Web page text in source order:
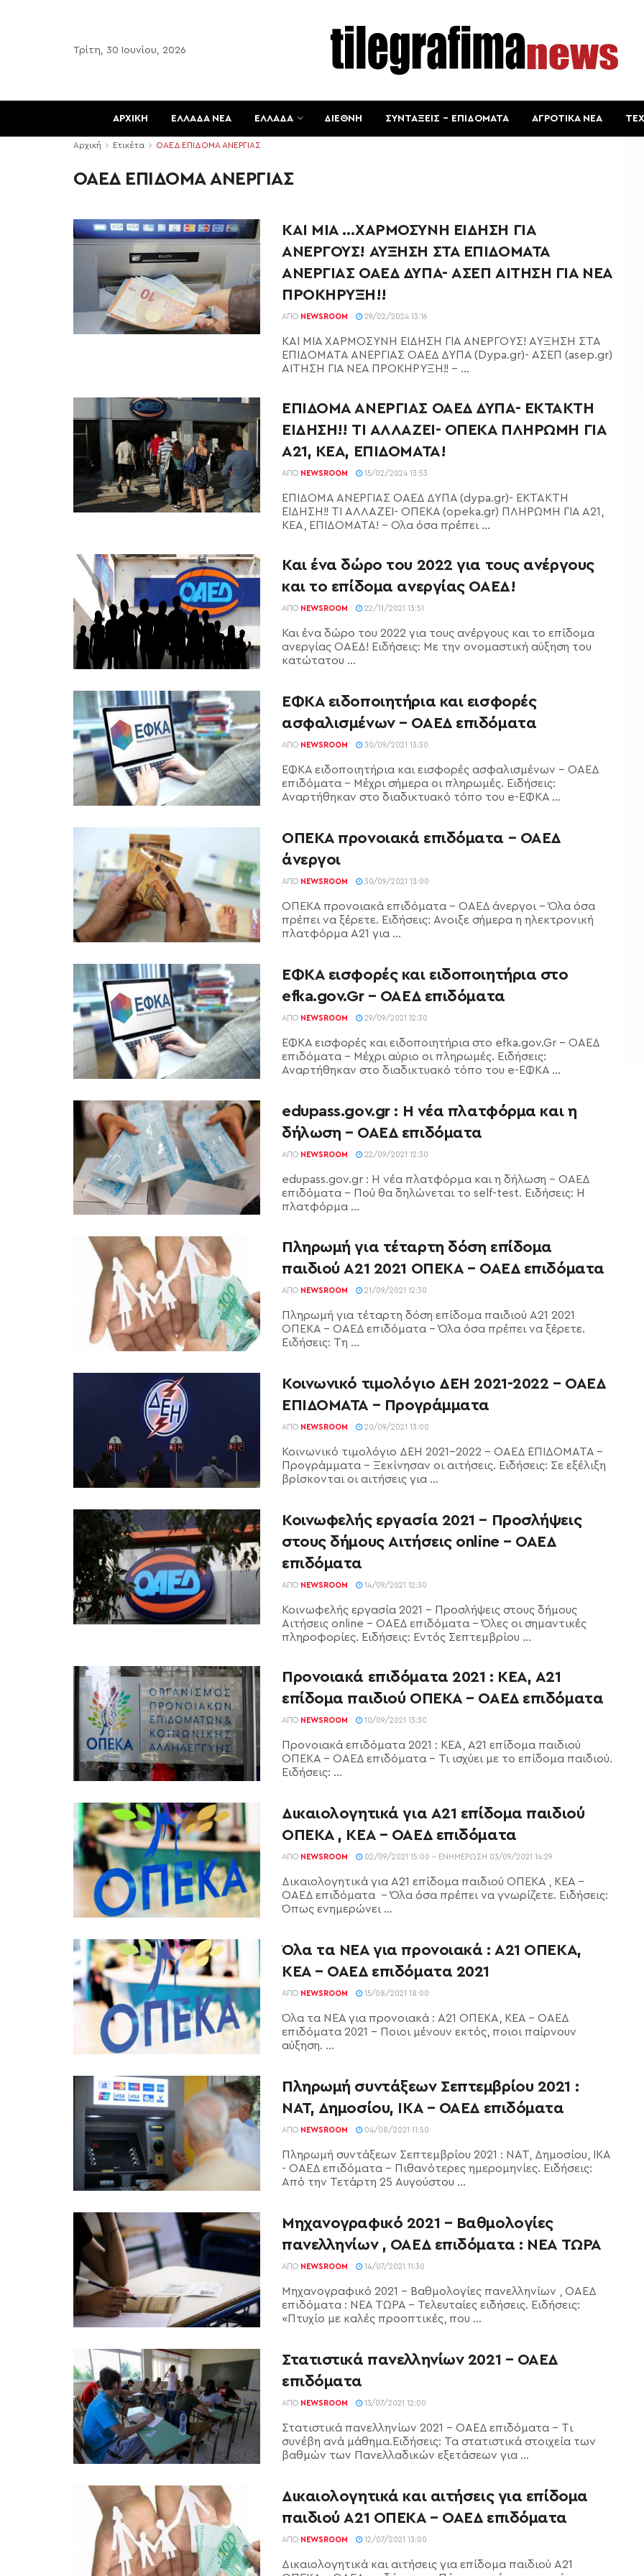
Τρίτη, 30 Ιουνίου, 2026
ΑΡΧΙΚΗ ΕΛΛΑΔΑ ΝΕΑ ΕΛΛΑΔΑ ΔΙΕΘΝΗ ΣΥΝΤΑΞΕΙΣ – ΕΠΙΔΟΜΑΤΑ ΑΓΡΟΤΙΚΑ ΝΕΑ
Αρχική Ετικέτα ΟΑΕΔ ΕΠΙΔΟΜΑ ΑΝΕΡΓΙΑΣ
ΟΑΕΔ ΕΠΙΔΟΜΑ ΑΝΕΡΓΙΑΣ
ΚΑΙ ΜΙΑ …ΧΑΡΜΟΣΥΝΗ ΕΙΔΗΣΗ ΓΙΑ
ΑΝΕΡΓΟΥΣ! ΑΥΞΗΣΗ ΣΤΑ ΕΠΙΔΟΜΑΤΑ
ΑΝΕΡΓΙΑΣ ΟΑΕΔ ΔΥΠΑ- ΑΣΕΠ ΑΙΤΗΣΗ ΓΙΑ ΝΕΑ
ΠΡΟΚΗΡΥΞΗ!!
ΑΠΌ NEWSROOM 29/02/2024 13:16
ΚΑΙ ΜΙΑ ΧΑΡΜΟΣΥΝΗ ΕΙΔΗΣΗ ΓΙΑ ΑΝΕΡΓΟΥΣ! ΑΥΞΗΣΗ ΣΤΑ
ΕΠΙΔΟΜΑΤΑ ΑΝΕΡΓΙΑΣ ΟΑΕΔ ΔΥΠΑ (Dypa.gr)- ΑΣΕΠ (asep.gr)
ΑΙΤΗΣΗ ΓΙΑ ΝΕΑ ΠΡΟΚΗΡΥΞΗ!! - ...
ΕΠΙΔΟΜΑ ΑΝΕΡΓΙΑΣ ΟΑΕΔ ΔΥΠΑ- ΕΚΤΑΚΤΗ
ΕΙΔΗΣΗ!! ΤΙ ΑΛΛΑΖΕΙ- ΟΠΕΚΑ ΠΛΗΡΩΜΗ ΓΙΑ
Α21, ΚΕΑ, ΕΠΙΔΟΜΑΤΑ!
ΑΠΌ NEWSROOM 15/02/2024 13:53
ΕΠΙΔΟΜΑ ΑΝΕΡΓΙΑΣ ΟΑΕΔ ΔΥΠΑ (dypa.gr)- ΕΚΤΑΚΤΗ
ΕΙΔΗΣΗ!! ΤΙ ΑΛΛΑΖΕΙ- ΟΠΕΚΑ (οpeka.gr) ΠΛΗΡΩΜΗ ΓΙΑ Α21,
ΚΕΑ, ΕΠΙΔΟΜΑΤΑ! - Όλα όσα πρέπει ...
Και ένα δώρο του 2022 για τους ανέργους
και το επίδομα ανεργίας ΟΑΕΔ!
ΑΠΌ NEWSROOM 22/11/2021 13:51
Και ένα δώρο του 2022 για τους ανέργους και το επίδομα
ανεργίας ΟΑΕΔ! Ειδήσεις: Με την ονομαστική αύξηση του
κατώτατου ...
ΕΦΚΑ ειδοποιητήρια και εισφορές
ασφαλισμένων – ΟΑΕΔ επιδόματα
ΑΠΌ NEWSROOM 30/09/2021 13:30
ΕΦΚΑ ειδοποιητήρια και εισφορές ασφαλισμένων - ΟΑΕΔ
επιδόματα - Μέχρι σήμερα οι πληρωμές. Ειδήσεις:
Αναρτήθηκαν στο διαδικτυακό τόπο του e-ΕΦΚΑ ...
ΟΠΕΚΑ προνοιακά επιδόματα – ΟΑΕΔ
άνεργοι
ΑΠΌ NEWSROOM 30/09/2021 13:00
ΟΠΕΚΑ προνοιακά επιδόματα - ΟΑΕΔ άνεργοι - Όλα όσα
πρέπει να ξέρετε. Ειδήσεις: Ανοιξε σήμερα η ηλεκτρονική
πλατφόρμα Α21 για ...
ΕΦΚΑ εισφορές και ειδοποιητήρια στο
efka.gov.Gr – ΟΑΕΔ επιδόματα
ΑΠΌ NEWSROOM 29/09/2021 12:30
ΕΦΚΑ εισφορές και ειδοποιητήρια στο efka.gov.Gr - ΟΑΕΔ
επιδόματα - Μέχρι αύριο οι πληρωμές. Ειδήσεις:
Αναρτήθηκαν στο διαδικτυακό τόπο του e-ΕΦΚΑ ...
edupass.gov.gr : Η νέα πλατφόρμα και η
δήλωση – ΟΑΕΔ επιδόματα
ΑΠΌ NEWSROOM 22/09/2021 12:30
edupass.gov.gr : Η νέα πλατφόρμα και η δήλωση - ΟΑΕΔ
επιδόματα - Πού θα δηλώνεται το self-test. Eιδήσεις: Η
πλατφόρμα ...
Πληρωμή για τέταρτη δόση επίδομα
παιδιού Α21 2021 ΟΠΕΚΑ – ΟΑΕΔ επιδόματα
ΑΠΌ NEWSROOM 21/09/2021 12:30
Πληρωμή για τέταρτη δόση επίδομα παιδιού Α21 2021
ΟΠΕΚΑ - ΟΑΕΔ επιδόματα - Όλα όσα πρέπει να ξέρετε.
Ειδήσεις: Τη ...
Κοινωνικό τιμολόγιο ΔΕΗ 2021-2022 – ΟΑΕΔ
ΕΠΙΔΟΜΑΤΑ – Προγράμματα
ΑΠΌ NEWSROOM 20/09/2021 13:00
Κοινωνικό τιμολόγιο ΔΕΗ 2021-2022 - ΟΑΕΔ ΕΠΙΔΟΜΑΤΑ -
Προγράμματα - Ξεκίνησαν οι αιτήσεις. Ειδήσεις: Σε εξέλιξη
βρίσκονται οι αιτήσεις για ...
Κοινωφελής εργασία 2021 – Προσλήψεις
στους δήμους Αιτήσεις online – ΟΑΕΔ
επιδόματα
ΑΠΌ NEWSROOM 14/09/2021 12:30
Κοινωφελής εργασία 2021 - Προσλήψεις στους δήμους
Αιτήσεις online - ΟΑΕΔ επιδόματα - Όλες οι σημαντικές
πληροφορίες. Ειδήσεις: Εντός Σεπτεμβρίου ...
Προνοιακά επιδόματα 2021 : ΚΕΑ, Α21
επίδομα παιδιού ΟΠΕΚΑ – ΟΑΕΔ επιδόματα
ΑΠΌ NEWSROOM 10/09/2021 13:30
Προνοιακά επιδόματα 2021 : ΚΕΑ, Α21 επίδομα παιδιού
ΟΠΕΚΑ - ΟΑΕΔ επιδόματα - Τι ισχύει με το επίδομα παιδιού.
Ειδήσεις: ...
Δικαιολογητικά για Α21 επίδομα παιδιού
ΟΠΕΚΑ , ΚΕΑ – ΟΑΕΔ επιδόματα
ΑΠΌ NEWSROOM 02/09/2021 15:00 - ΕΝΗΜΈΡΩΣΗ 03/09/2021 14:29
Δικαιολογητικά για Α21 επίδομα παιδιού ΟΠΕΚΑ , ΚΕΑ -
ΟΑΕΔ επιδόματα - Όλα όσα πρέπει να γνωρίζετε. Ειδήσεις:
Όπως ενημερώνει ...
Όλα τα ΝΕΑ για προνοιακά : Α21 ΟΠΕΚΑ,
ΚΕΑ – ΟΑΕΔ επιδόματα 2021
ΑΠΌ NEWSROOM 15/08/2021 18:00
Όλα τα ΝΕΑ για προνοιακά : Α21 ΟΠΕΚΑ, ΚΕΑ - ΟΑΕΔ
επιδόματα 2021 - Ποιοι μένουν εκτός, ποιοι παίρνουν
αύξηση. ...
Πληρωμή συντάξεων Σεπτεμβρίου 2021 :
ΝΑΤ, Δημοσίου, ΙΚΑ – ΟΑΕΔ επιδόματα
ΑΠΌ NEWSROOM 04/08/2021 11:50
Πληρωμή συντάξεων Σεπτεμβρίου 2021 : ΝΑΤ, Δημοσίου, ΙΚΑ
- ΟΑΕΔ επιδόματα - Πιθανότερες ημερομηνίες. Ειδήσεις:
Από την Τετάρτη 25 Αυγούστου ...
Μηχανογραφικό 2021 – Βαθμολογίες
πανελληνίων , ΟΑΕΔ επιδόματα : ΝΕΑ ΤΩΡΑ
ΑΠΌ NEWSROOM 14/07/2021 11:30
Μηχανογραφικό 2021 - Βαθμολογίες πανελληνίων , ΟΑΕΔ
επιδόματα : ΝΕΑ ΤΩΡΑ - Τελευταίες ειδήσεις. Ειδήσεις:
«Πτυχίο με καλές προοπτικές, που ...
Στατιστικά πανελληνίων 2021 – ΟΑΕΔ
επιδόματα
ΑΠΌ NEWSROOM 13/07/2021 12:00
Στατιστικά πανελληνίων 2021 - ΟΑΕΔ επιδόματα - Tι
συνέβη ανά μάθημα.Ειδήσεις: Τα στατιστικά στοιχεία των
βαθμών των Πανελλαδικών εξετάσεων για ...
Δικαιολογητικά και αιτήσεις για επίδομα
παιδιού Α21 ΟΠΕΚΑ – ΟΑΕΔ επιδόματα
ΑΠΌ NEWSROOM 12/07/2021 13:00
Δικαιολογητικά και αιτήσεις για επίδομα παιδιού Α21